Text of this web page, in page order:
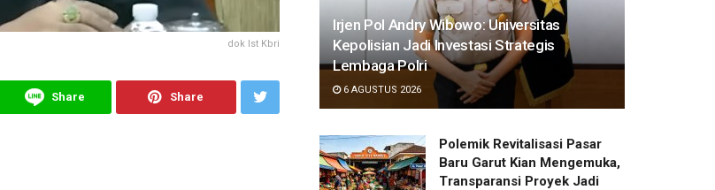
dok Ist Kbri
Share Share
Irjen Pol Andry Wibowo: Universitas
Kepolisian Jadi Investasi Strategis
Lembaga Polri
6 AGUSTUS 2026
Polemik Revitalisasi Pasar
Baru Garut Kian Mengemuka,
Transparansi Proyek Jadi